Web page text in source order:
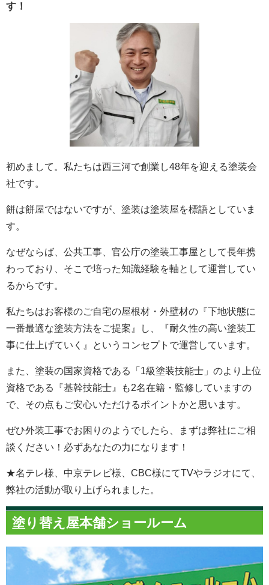
す！
初めまして。私たちは西三河で創業し48年を迎える塗装会
社です。
餅は餅屋ではないですが、塗装は塗装屋を標語としていま
す。
なぜならば、公共工事、官公庁の塗装工事屋として長年携
わっており、そこで培った知識経験を軸として運営してい
るからです。
私たちはお客様のご自宅の屋根材・外壁材の『下地状態に
一番最適な塗装方法をご提案』し、『耐久性の高い塗装工
事に仕上げていく』というコンセプトで運営しています。
また、塗装の国家資格である「1級塗装技能士」のより上位
資格である『基幹技能士』も2名在籍・監修していますの
で、その点もご安心いただけるポイントかと思います。
ぜひ外装工事でお困りのようでしたら、まずは弊社にご相
談ください！必ずあなたの力になります！
★名テレ様、中京テレビ様、CBC様にてTVやラジオにて、
弊社の活動が取り上げられました。
塗り替え屋本舗ショールーム